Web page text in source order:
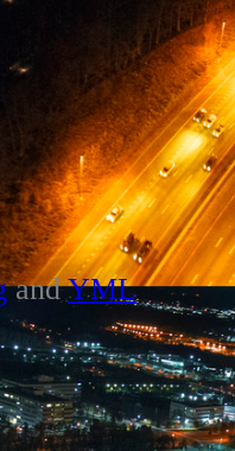
andYML